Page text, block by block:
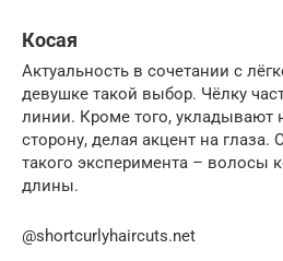
Косая
Актуальность в сочетании с
девушке такой выбор. Чёлку
линии. Кроме того, укладывают
сторону, делая акцент на глаза.
такого эксперимента – волосы
длины.
@shortcurlyhaircuts.net